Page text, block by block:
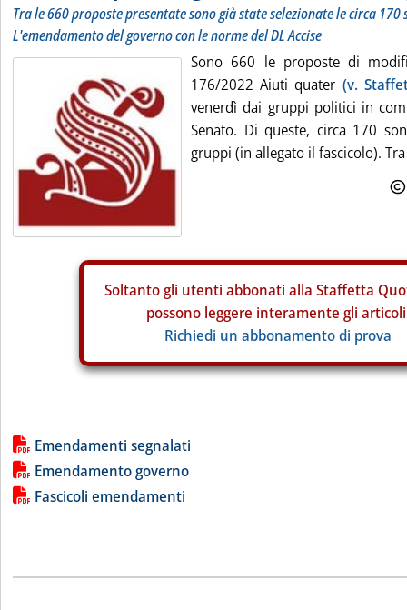
Tra le 660 proposte presentate sono già state selezionate le circa
L'emendamento del governo con le norme del DL Accise
Sono 660 le proposte di
176/2022 Aiuti quater (v.
venerdì dai gruppi politici in
Senato. Di queste, circa 170
gruppi (in allegato il fascicolo).
Soltanto gli utenti abbonati alla Staffetta
possono leggere interamente gli
Richiedi un abbonamento di prova
Lista allegati PDF alla notizia
Emendamenti segnalati
Emendamento governo
Fascicoli emendamenti